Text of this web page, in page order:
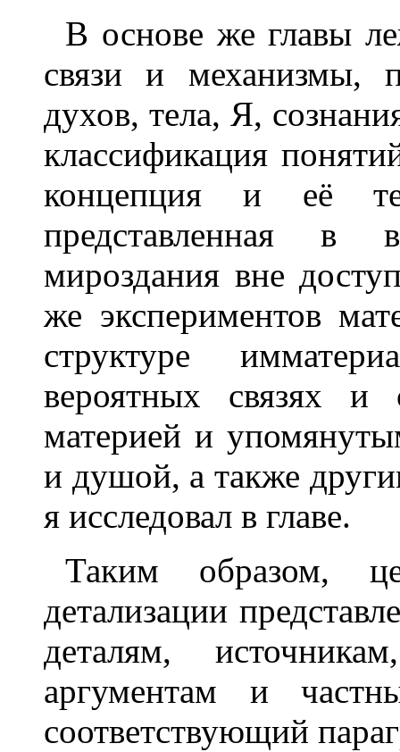
В основе же главы
связи и механизмы,
духов, тела, Я,
классификация
концепция и её
представленная в
мироздания вне
же экспериментов
структуре
вероятных связях
материей и
и душой, а также
я исследовал в главе.
Таким образом,
детализации
деталям,
аргументам и
соответствующий